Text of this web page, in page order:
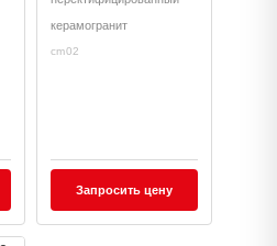
керамогранит
cm02
Запросить цену